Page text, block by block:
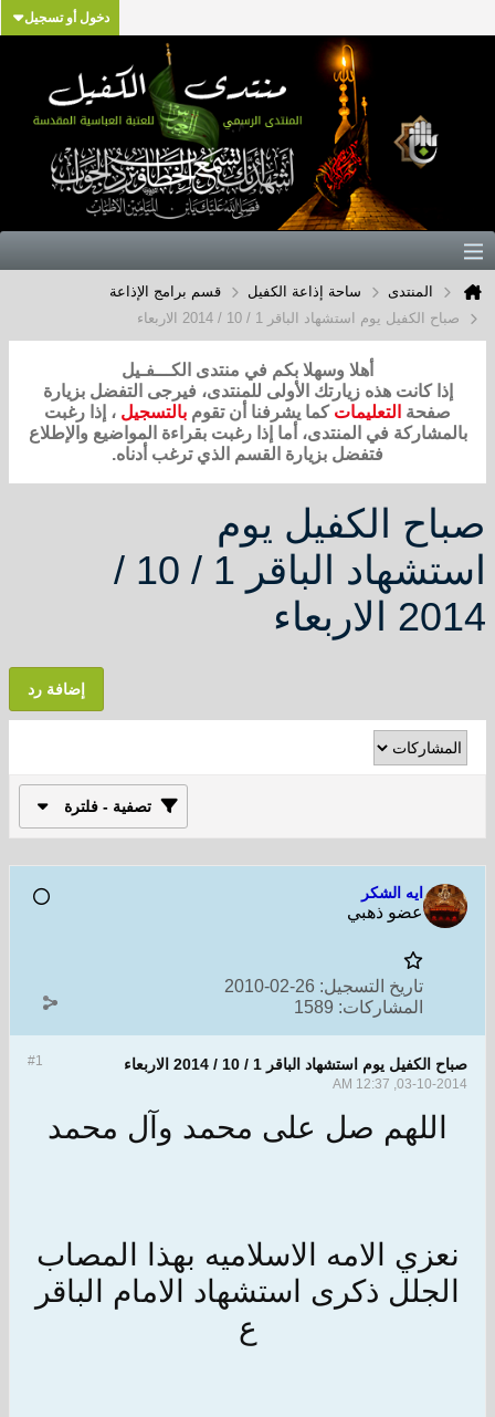
دخول أو تسجيل
المنتدى ساحة إذاعة الكفيل
قسم برامج الإذاعة
صباح الكفيل يوم استشهاد الباقر 1 / 10 / 2014 الاربعاء
أهلا وسهلا بكم في منتدى الكـــفـيل
إذا كانت هذه زيارتك الأولى للمنتدى، فيرجى التفضل بزيارة
صفحة التعليمات كما يشرفنا أن تقوم بالتسجيل ، إذا رغبت
بالمشاركة في المنتدى، أما إذا رغبت بقراءة المواضيع والإطلاع
فتفضل بزيارة القسم الذي ترغب أدناه.
صباح الكفيل يوم
استشهاد الباقر 1 / 10 /
2014 الاربعاء
إضافة رد
تصفية - فلترة
ايه الشكر
عضو ذهبي
تاريخ التسجيل: 26-02-2010
المشاركات: 1589
#1 صباح الكفيل يوم استشهاد الباقر 1 / 10 / 2014 الاربعاء
03-10-2014, 12:37 AM
اللهم صل على محمد وآل محمد
نعزي الامه الاسلاميه بهذا المصاب
الجلل ذكرى استشهاد الامام الباقر
ع